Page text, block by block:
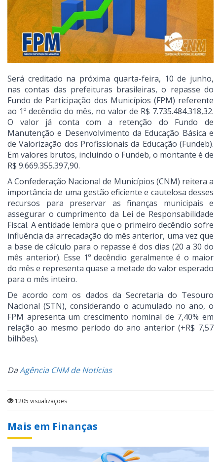
Será creditado na próxima quarta-feira, 10 de junho,
nas contas das prefeituras brasileiras, o repasse do
Fundo de Participação dos Municípios (FPM) referente
ao 1º decêndio do mês, no valor de R$ 7.735.484.318,32.
O valor já conta com a retenção do Fundo de
Manutenção e Desenvolvimento da Educação Básica e
de Valorização dos Profissionais da Educação (Fundeb).
Em valores brutos, incluindo o Fundeb, o montante é de
R$ 9.669.355.397,90.
A Confederação Nacional de Municípios (CNM) reitera a
importância de uma gestão eficiente e cautelosa desses
recursos para preservar as finanças municipais e
assegurar o cumprimento da Lei de Responsabilidade
Fiscal. A entidade lembra que o primeiro decêndio sofre
influência da arrecadação do mês anterior, uma vez que
a base de cálculo para o repasse é dos dias (20 a 30 do
mês anterior). Esse 1º decêndio geralmente é o maior
do mês e representa quase a metade do valor esperado
para o mês inteiro.
De acordo com os dados da Secretaria do Tesouro
Nacional (STN), considerando o acumulado no ano, o
FPM apresenta um crescimento nominal de 7,40% em
relação ao mesmo período do ano anterior (+R$ 7,57
bilhões).
DaAgência CNM de Notícias
1205 visualizações
Mais em Finanças